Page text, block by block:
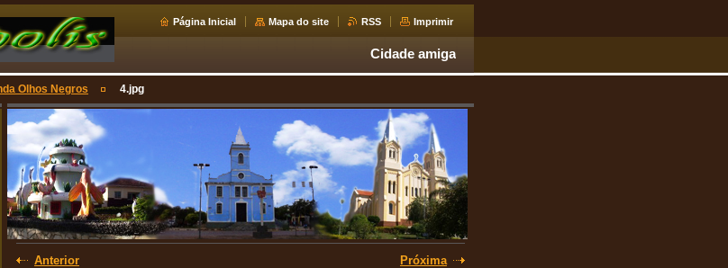
Página Inicial Mapa do site RSS Imprimir
Cidade amiga
Olhos Negros 4.jpg
Anterior Próxima